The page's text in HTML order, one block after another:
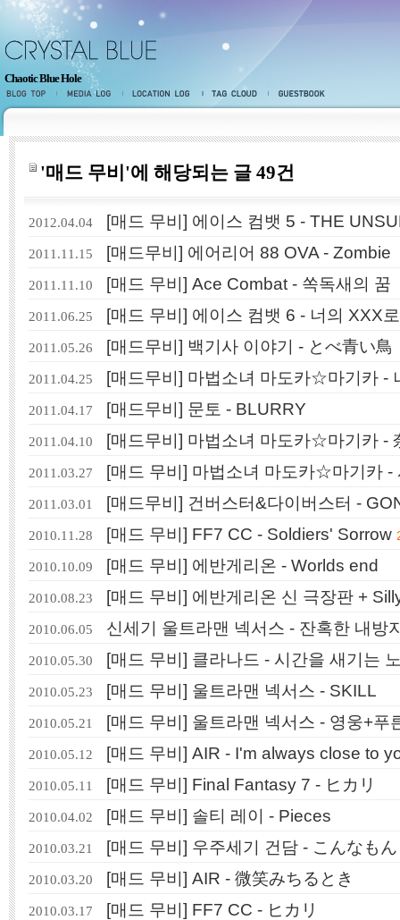
Chaotic Blue Hole
블로그홈 미디어로그 지역로그 태그 방명록
'매드 무비'에 해당되는 글 49건
2012.04.04 [매드 무비] 에이스 컴뱃 5 - THE
2011.11.15 [매드무비] 에어리어 88 OVA - Zombie
2011.11.10 [매드 무비] Ace Combat - 쏙독새의 꿈
2011.06.25 [매드 무비] 에이스 컴뱃 6 - 너의 XXX
2011.05.26 [매드무비] 백기사 이야기 - とべ青い鳥
2011.04.25 [매드무비] 마법소녀 마도카☆마기카 -
2011.04.17 [매드무비] 문토 - BLURRY
2011.04.10 [매드무비] 마법소녀 마도카☆마기카 -
2011.03.27 [매드 무비] 마법소녀 마도카☆마기카 -
2011.03.01 [매드무비] 건버스터&다이버스터 -
2010.11.28 [매드 무비] FF7 CC - Soldiers' Sorrow
2010.10.09 [매드 무비] 에반게리온 - Worlds end
2010.08.23 [매드 무비] 에반게리온 신 극장판 +
2010.06.05 신세기 울트라맨 넥서스 - 잔혹한 내방
2010.05.30 [매드 무비] 클라나드 - 시간을 새기는
2010.05.23 [매드 무비] 울트라맨 넥서스 - SKILL
2010.05.21 [매드 무비] 울트라맨 넥서스 - 영웅+푸
2010.05.12 [매드 무비] AIR - I'm always close to
2010.05.11 [매드 무비] Final Fantasy 7 - ヒカリ
2010.04.02 [매드 무비] 솔티 레이 - Pieces
2010.03.21 [매드 무비] 우주세기 건담 - こんなも
2010.03.20 [매드 무비] AIR - 微笑みちるとき
2010.03.17 [매드 무비] FF7 CC - ヒカリ